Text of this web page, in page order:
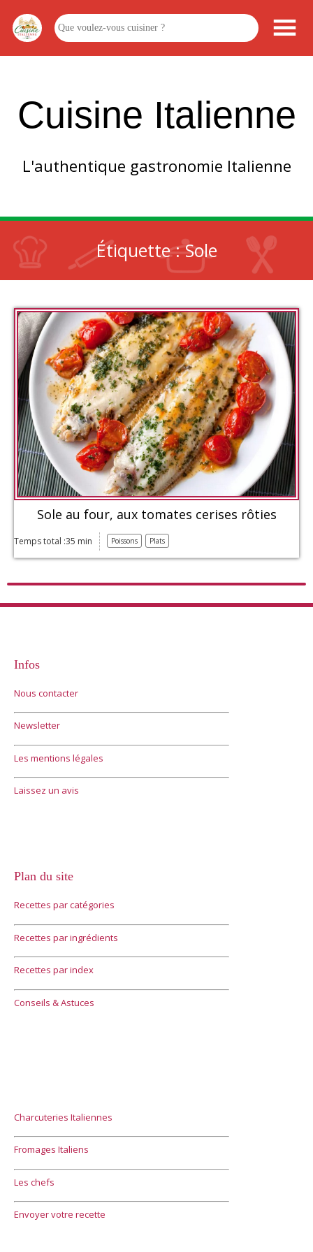
Cuisine Italienne
L'authentique gastronomie Italienne
Étiquette :Sole
Sole au four, aux tomates cerises rôties
Temps total :35 min Poissons Plats
Infos
Nous contacter
Newsletter
Les mentions légales
Laissez un avis
Plan du site
Recettes par catégories
Recettes par ingrédients
Recettes par index
Conseils & Astuces
Charcuteries Italiennes
Fromages Italiens
Les chefs
Envoyer votre recette